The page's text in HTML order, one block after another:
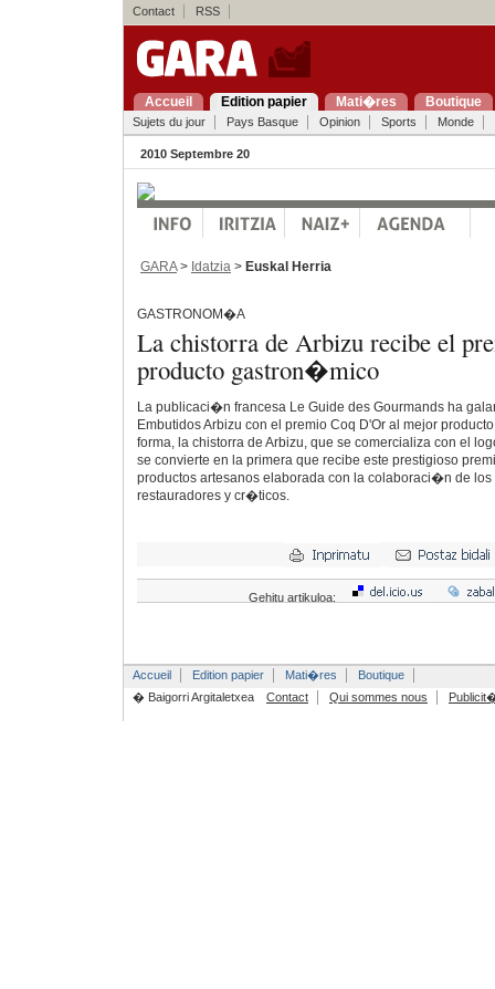
Contact RSS
Accueil Edition papier Mati�res Boutique
Sujets du jour Pays Basque Opinion Sports Monde
2010 Septembre 20
GARA> Idatzia > Euskal Herria
GASTRONOM�A
La chistorra de Arbizu recibe el
producto gastron�mico
La publicaci�n francesa Le Guide des Gourmands ha
Embutidos Arbizu con el premio Coq D'Or al mejor
forma, la chistorra de Arbizu, que se comercializa con el
se convierte en la primera que recibe este prestigioso
productos artesanos elaborada con la colaboraci�n de los
restauradores y cr�ticos.
Gehitu artikuloa:
Accueil Edition papier Mati�res
Boutique
� Baigorri Argitaletxea
Contact Qui sommes nous